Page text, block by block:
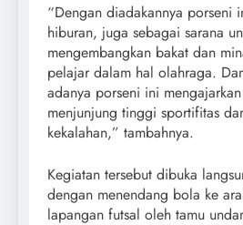
“Dengan diadakannya porseni
hiburan, juga sebagai sarana
mengembangkan bakat dan
pelajar dalam hal olahraga.
adanya porseni ini
menjunjung tinggi sportifitas
kekalahan,” tambahnya.
Kegiatan tersebut dibuka
dengan menendang bola ke
lapangan futsal oleh tamu